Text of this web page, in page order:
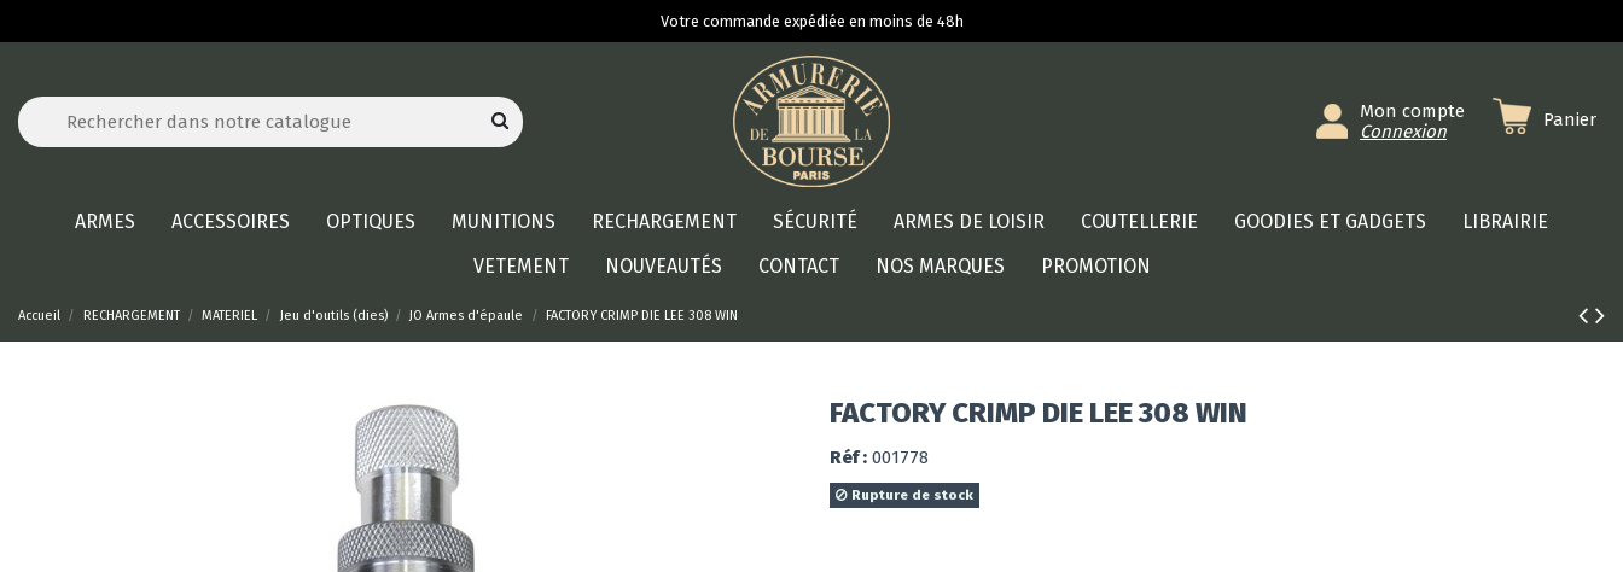
Votre commande expédiée en moins de 48h
Mon compte
Connexion
Panier
ARMES ACCESSOIRES OPTIQUES MUNITIONS RECHARGEMENT SÉCURITÉ ARMES DE LOISIR COUTELLERIE GOODIES ET GADGETS
LIBRAIRIE
VETEMENT
NOUVEAUTÉS CONTACT NOS MARQUES PROMOTION
Accueil RECHARGEMENT MATERIEL Jeu d'outils (dies) JO Armes d'épaule FACTORY CRIMP DIE LEE 308 WIN
FACTORY CRIMP DIE LEE 308 WIN
Réf : 001778
Rupture de stock